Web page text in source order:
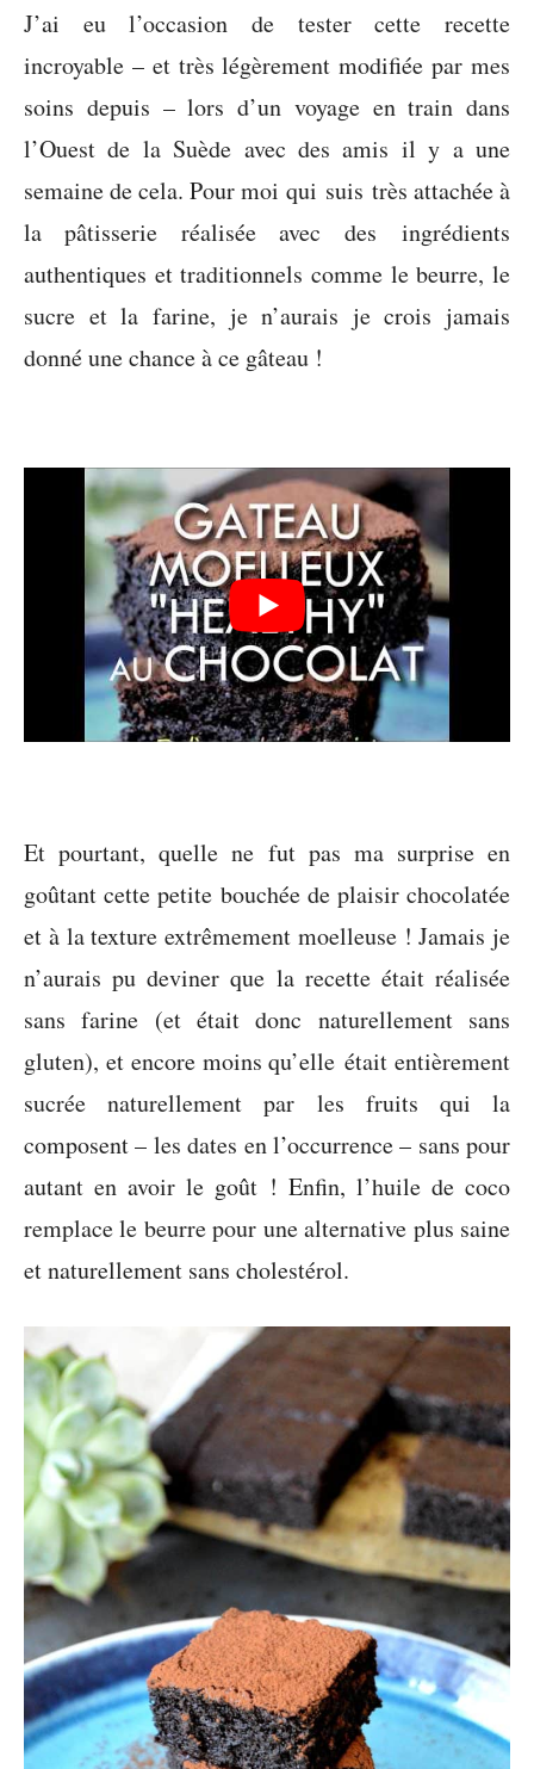
J’ai eu l’occasion de tester cette recette
incroyable – et très légèrement modifiée par mes
soins depuis – lors d’un voyage en train dans
l’Ouest de la Suède avec des amis il y a une
semaine de cela. Pour moi qui suis très attachée à
la pâtisserie réalisée avec des ingrédients
authentiques et traditionnels comme le beurre, le
sucre et la farine, je n’aurais je crois jamais
donné une chance à ce gâteau !
Et pourtant, quelle ne fut pas ma surprise en
goûtant cette petite bouchée de plaisir chocolatée
et à la texture extrêmement moelleuse ! Jamais je
n’aurais pu deviner que la recette était réalisée
sans farine (et était donc naturellement sans
gluten), et encore moins qu’elle était entièrement
sucrée naturellement par les fruits qui la
composent – les dates en l’occurrence – sans pour
autant en avoir le goût ! Enfin, l’huile de coco
remplace le beurre pour une alternative plus saine
et naturellement sans cholestérol.